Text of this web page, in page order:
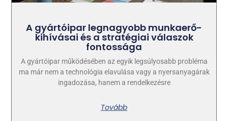
A gyártóipar legnagyobb munkaerő-
kihívásai és a stratégiai válaszok
fontossága
A gyártóipar működésében az egyik legsúlyosabb probléma
ma már nem a technológia elavulása vagy a nyersanyagárak
ingadozása, hanem a rendelkezésre
Tovább